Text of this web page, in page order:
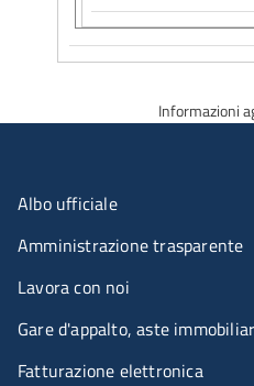
Informazioni
Menu organizzazione
Albo ufficiale
Amministrazione trasparente
Lavora con noi
Gare d'appalto, aste
Fatturazione elettronica